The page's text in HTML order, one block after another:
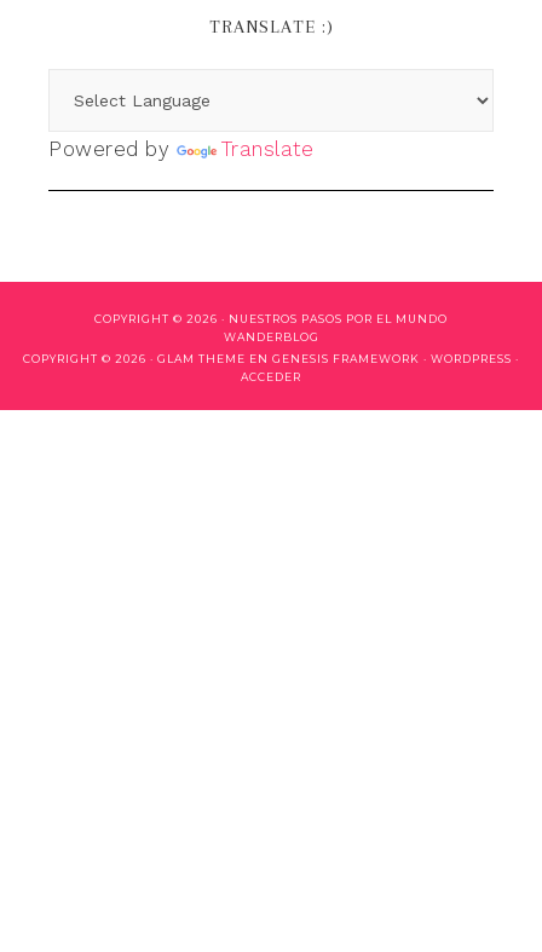
TRANSLATE :)
Powered by Translate
COPYRIGHT © 2026 · NUESTROS PASOS POR EL MUNDO
WANDERBLOG
COPYRIGHT © 2026 · GLAM THEME EN GENESIS FRAMEWORK · WORDPRESS ·
ACCEDER